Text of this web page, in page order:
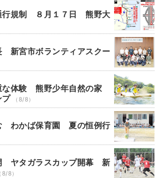
行規制 ８月１７日 熊野大
新宮市ボランティアスクー
な体験 熊野少年自然の家
プ
（8/8）
わかば保育園 夏の恒例行
ヤタガラスカップ開幕 新
（8/8）